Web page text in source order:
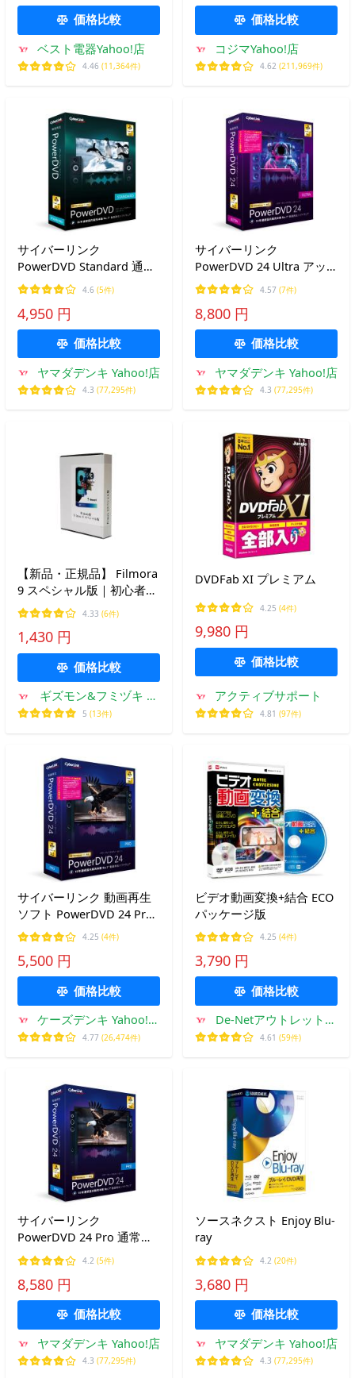
価格比較
ベスト電器Yahoo!店
4.46 (11,364件)
価格比較
コジマYahoo!店
4.62 (211,969件)
サイバーリンク
PowerDVD Standard 通常
版 DVD24STDNM-001
4.6 (5件)
4,950 円
価格比較
ヤマダデンキ Yahoo!店
4.3 (77,295件)
サイバーリンク
PowerDVD 24 Ultra アッ
プグレード &amp; 乗換え
版 DVD24ULTSG-001
4.57 (7件)
8,800 円
価格比較
ヤマダデンキ Yahoo!店
4.3 (77,295件)
【新品・正規品】 Filmora
9 スペシャル版｜初心者で
も簡単に使える動画編集ソ
フト｜永続ライセンス
4.33 (6件)
1,430 円
価格比較
ギズモン&フミヅキ ヤ
フーショップ
5 (13件)
DVDFab XI プレミアム
4.25 (4件)
9,980 円
価格比較
アクティブサポート
4.81 (97件)
サイバーリンク 動画再生
ソフト PowerDVD 24 Pro
アップグレード &amp; 乗
換え版
4.25 (4件)
5,500 円
価格比較
ケーズデンキ Yahoo!シ
ョップ
4.77 (26,474件)
ビデオ動画変換+結合 ECO
パッケージ版
4.25 (4件)
3,790 円
価格比較
De-Netアウトレットス
トア
4.61 (59件)
サイバーリンク
PowerDVD 24 Pro 通常版
DVD24PRONM-001
4.2 (5件)
8,580 円
価格比較
ヤマダデンキ Yahoo!店
4.3 (77,295件)
ソースネクスト Enjoy Blu-
ray
4.2 (20件)
3,680 円
価格比較
ヤマダデンキ Yahoo!店
4.3 (77,295件)